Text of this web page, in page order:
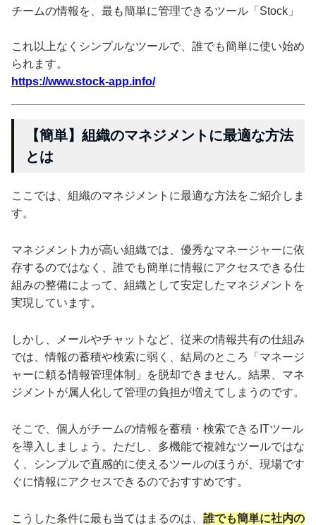
チームの情報を、最も簡単に管理できるツール「Stock」
これ以上なくシンプルなツールで、誰でも簡単に使い始め
られます。
https://www.stock-app.info/
【簡単】組織のマネジメントに最適な方法
とは
ここでは、組織のマネジメントに最適な方法をご紹介しま
す。
マネジメント力が高い組織では、優秀なマネージャーに依
存するのではなく、誰でも簡単に情報にアクセスできる仕
組みの整備によって、組織として安定したマネジメントを
実現しています。
しかし、メールやチャットなど、従来の情報共有の仕組み
では、情報の蓄積や検索に弱く、結局のところ「マネージ
ャーに頼る情報管理体制」を脱却できません。結果、マネ
ジメントが属人化して管理の負担が増えてしまうのです。
そこで、個人がチームの情報を蓄積・検索できるITツール
を導入しましょう。ただし、多機能で複雑なツールではな
く、シンプルで直感的に使えるツールのほうが、現場です
ぐに情報にアクセスできるのでおすすめです。
こうした条件に最も当てはまるのは、 誰でも簡単に社内の